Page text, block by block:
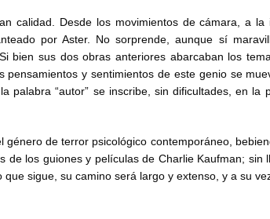
calidad. Desde los movimientos de cámara, a la
por Aster. No sorprende, aunque sí
bien sus dos obras anteriores abarcaban los
y sentimientos de este genio se
“autor” se inscribe, sin dificultades, en la
de terror psicológico contemporáneo,
los guiones y películas de Charlie Kaufman; sin
sigue, su camino será largo y extenso, y a su